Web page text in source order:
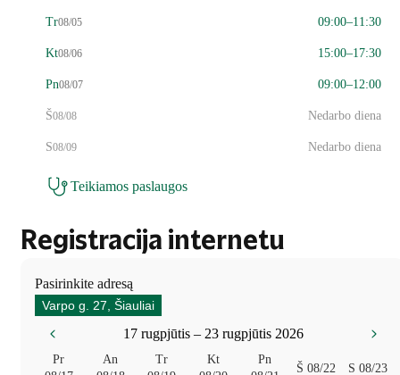
Tr08/05 09:00–11:30
Kt08/06 15:00–17:30
Pn08/07 09:00–12:00
Š08/08 Nedarbo diena
S08/09 Nedarbo diena
Teikiamos paslaugos
Registracija internetu
Pasirinkite adresą
Varpo g. 27, Šiauliai
17 rugpjūtis – 23 rugpjūtis 2026
Pr
An
Tr
Kt
Pn
Š 08/22 S 08/23